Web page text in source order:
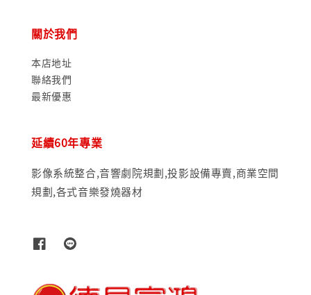
關於我們
本店地址
聯絡我們
最新優惠
延續60年專業
影像系統整合,音響劇院規劃,投影設備專賣,商業空間
規劃,各式音樂發燒器材